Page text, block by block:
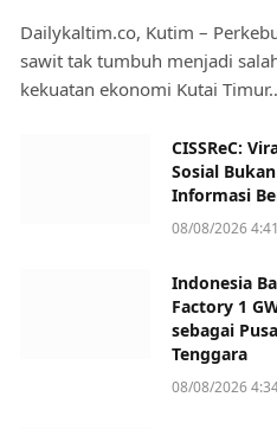
Dailykaltim.co, Kutim –
sawit tak tumbuh menjadi
kekuatan ekonomi Kutai
CISSReC:
Sosial
Informasi
08/08/2026
Indonesia
Factory 1
sebagai
Tenggara
08/08/2026